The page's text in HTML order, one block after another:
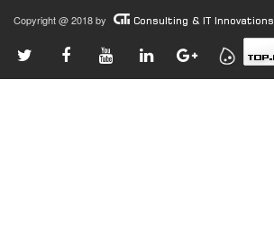
Copyright @ 2018 by Consulting & IT Innovations